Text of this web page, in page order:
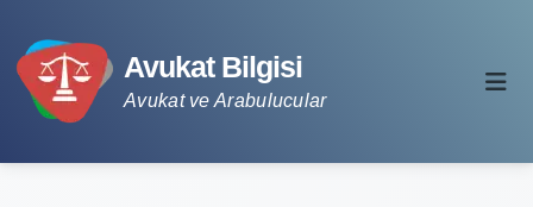
Avukat Bilgisi
Avukat ve Arabulucular